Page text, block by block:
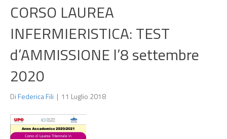
CORSO LAUREA
INFERMIERISTICA: TEST
d’AMMISSIONE l’8 settembre
2020
DiFederica Fili | 11 Luglio 2018